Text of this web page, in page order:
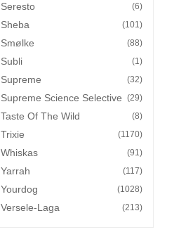
Seresto (6)
Sheba (101)
Smølke (88)
Subli (1)
Supreme (32)
Supreme Science Selective (29)
Taste Of The Wild (8)
Trixie (1170)
Whiskas (91)
Yarrah (117)
Yourdog (1028)
Versele-Laga (213)